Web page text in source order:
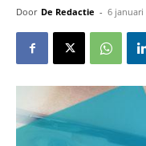
Door De Redactie - 6 januari